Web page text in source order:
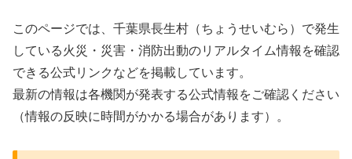
このページでは、千葉県長生村（ちょうせいむら）で発生
している火災・災害・消防出動のリアルタイム情報を確認
できる公式リンクなどを掲載しています。
最新の情報は各機関が発表する公式情報をご確認ください
（情報の反映に時間がかかる場合があります）。